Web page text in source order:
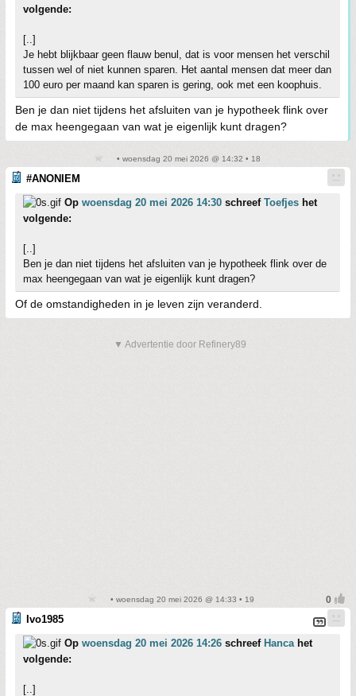
volgende:
[..]
Je hebt blijkbaar geen flauw benul, dat is voor mensen het verschil
tussen wel of niet kunnen sparen. Het aantal mensen dat meer dan
100 euro per maand kan sparen is gering, ook met een koophuis.
Ben je dan niet tijdens het afsluiten van je hypotheek flink over
de max heengegaan van wat je eigenlijk kunt dragen?
• woensdag 20 mei 2026 @ 14:32 • 18
#ANONIEM
Op woensdag 20 mei 2026 14:30 schreef Toefjes het
volgende:
[..]
Ben je dan niet tijdens het afsluiten van je hypotheek flink over de
max heengegaan van wat je eigenlijk kunt dragen?
Of de omstandigheden in je leven zijn veranderd.
▼ Advertentie door Refinery89
• woensdag 20 mei 2026 @ 14:33 • 19
Ivo1985
Op woensdag 20 mei 2026 14:26 schreef Hanca het
volgende:
[..]